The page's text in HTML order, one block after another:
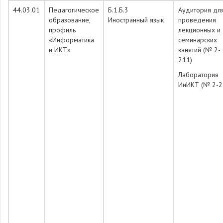
44.03.01
Педагогическое
образование,
профиль
«Информатика
и ИКТ»
Б.1.Б.3
Иностранный язык
Аудитория
проведения
лекционных и
семинарских
занятий (№ 2-
211)
Лаборатория
ИиИКТ (№ 2-